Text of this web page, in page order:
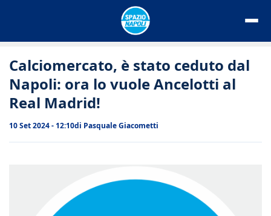
Calciomercato, è stato ceduto dal
Napoli: ora lo vuole Ancelotti al
Real Madrid!
10 Set 2024 - 12:10di Pasquale Giacometti